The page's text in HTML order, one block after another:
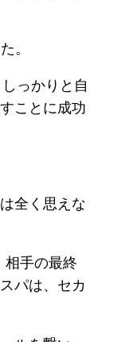
。
っかりと自
ことに成功
全く思えな
相手の最終
パは、セカ